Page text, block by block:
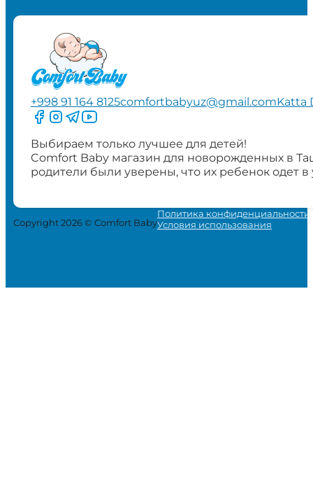
+998 91 164 8125comfortbabyuz@gmail.comKatta
Следите за нами на Facebook
Следите за нами в Instagram
Следите за нами в Telegram
Следите за нами в YouTube
Выбираем только лучшее для детей!
Comfort Baby магазин для новорожденных в
родители были уверены, что их ребенок одет
Copyright 2026 © Comfort Baby
Политика конфиденциальности
Условия использования